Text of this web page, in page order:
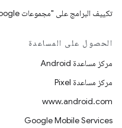
تكييف البرامج على "مجموعات Google"
الحصول على المساعدة
مركز مساعدة Android
مركز مساعدة Pixel
www.android.com
Google Mobile Services